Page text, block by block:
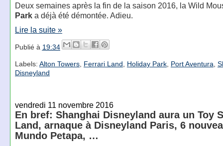
Deux semaines après la fin de la saison 2016, la Wild
Parka déjà été démontée. Adieu.
Lire la suite »
Publié à 19:34
Labels: Alton Towers, Ferrari Land Holiday Park, Port Aventura
Disneyland
vendredi 11 novembre 2016
En bref: Shanghai Disneyland aura un Toy
Land, arnaque à Disneyland Paris, 6
Mundo Petapa, …